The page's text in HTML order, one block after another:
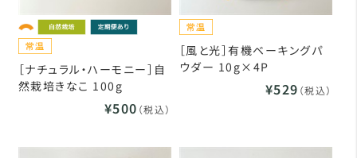
［ナチュラル・ハーモニー］自
然栽培きなこ 100g
¥500 （税込）
［風と光］有機ベーキングパ
ウダー 10g×4P
¥529 （税込）